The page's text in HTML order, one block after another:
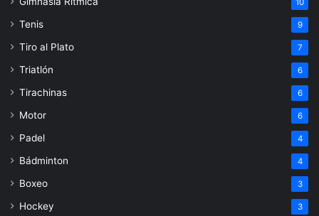
Tenis 9
Tiro al Plato 7
Triatlón 6
Tirachinas 6
Motor 6
Padel 4
Bádminton 4
Boxeo 3
Hockey 3